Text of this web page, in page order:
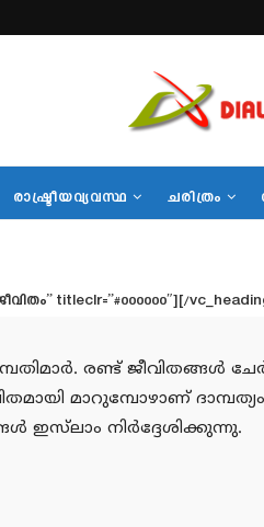
രാഷ്ട്രീയവ്യവസ്ഥ ചരിത്രം
titleclr=”#000000″][/
രണ്ട് ജീവിതങ്ങള്‍
മാറുമ്പോഴാണ്
ഇസ്‌ലാം നിര്‍ദ്ദേശിക്കുന്നു.